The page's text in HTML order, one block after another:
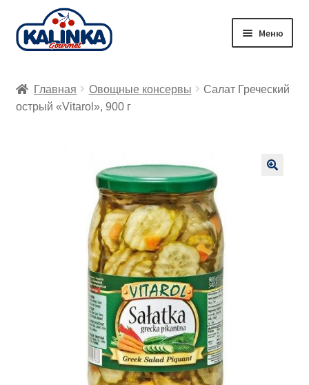
Перейти
к
Перейти
к
Меню
Заказ онлайн
Главная Овощные консервы
Салат Греческий
острый «Vitarol», 900 г